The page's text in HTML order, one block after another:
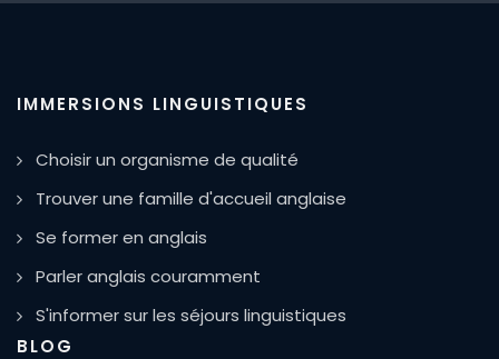
IMMERSIONS LINGUISTIQUES
Choisir un organisme de qualité
Trouver une famille d'accueil anglaise
Se former en anglais
Parler anglais couramment
S'informer sur les séjours linguistiques
BLOG